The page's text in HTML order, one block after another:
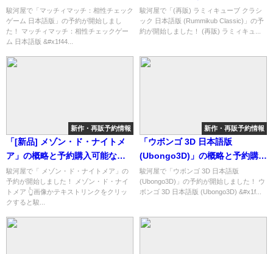
約購入可能なショップ紹介！
駿河屋で「マッチィマッチ：相性チェック
ゲーム 日本語版」の予約が開始しまし
た！ マッチィマッチ：相性チェックゲー
ム 日本語版 &#x1f44...
Classic)」の概略と予約購入可能
なショップ紹介！
駿河屋で「(再販) ラミィキューブ クラシ
ック 日本語版 (Rummikub Classic)」の予
約が開始しました！ (再販) ラミィキュ...
新作・再販予約情報
「[新品] メゾン・ド・ナイトメ
ア」の概略と予約購入可能なシ
ョップ紹介！
駿河屋で「 メゾン・ド・ナイトメア」の
予約が開始しました！ メゾン・ド・ナイ
トメア 👆画像かテキストリンクをクリッ
クすると駿...
新作・再販予約情報
「ウボンゴ 3D 日本語版
(Ubongo3D)」の概略と予約購入
可能なショップ紹介！
駿河屋で「ウボンゴ 3D 日本語版
(Ubongo3D)」の予約が開始しました！ ウ
ボンゴ 3D 日本語版 (Ubongo3D) &#x1f...